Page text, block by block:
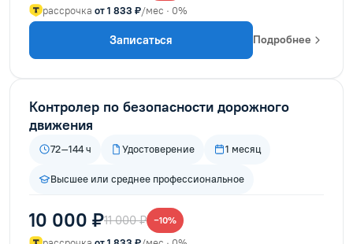
рассрочка от 1 833 ₽/мес · 0%
Записаться Подробнее
Контролер по безопасности дорожного
движения
72–144 ч Удостоверение 1 месяц
Высшее или среднее профессиональное
10 000 ₽11 000 ₽ −10%